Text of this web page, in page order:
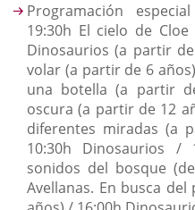
Programación
19:30h El cielo de
Dinosaurios (a partir
volar (a partir de 6
una botella (a partir
oscura (a partir de 12
diferentes miradas (a
10:30h Dinosaurios /
sonidos del bosque
Avellanas. En busca